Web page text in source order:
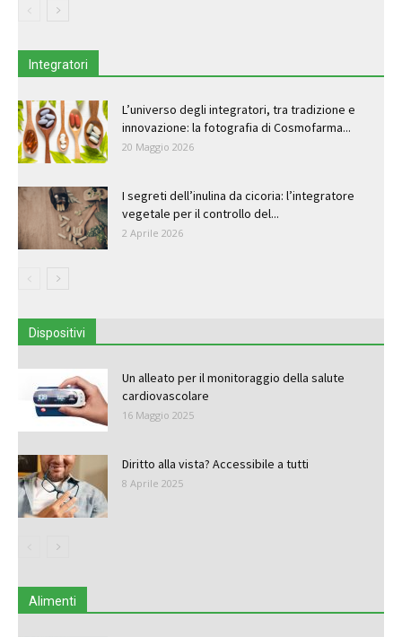
Integratori
L’universo degli integratori, tra tradizione e
innovazione: la fotografia di Cosmofarma...
20 Maggio 2026
I segreti dell’inulina da cicoria: l’integratore
vegetale per il controllo del...
2 Aprile 2026
Dispositivi
Un alleato per il monitoraggio della salute
cardiovascolare
16 Maggio 2025
Diritto alla vista? Accessibile a tutti
8 Aprile 2025
Alimenti